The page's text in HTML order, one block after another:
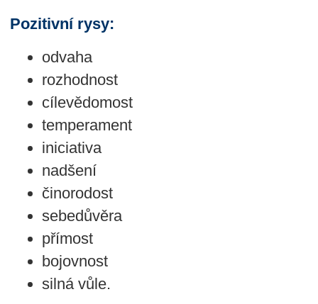
Pozitivní rysy:
odvaha
rozhodnost
cílevědomost
temperament
iniciativa
nadšení
činorodost
sebedůvěra
přímost
bojovnost
silná vůle.